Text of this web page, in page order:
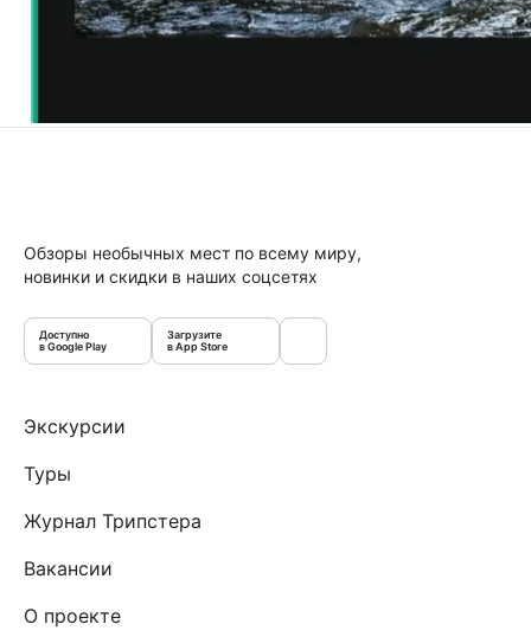
Обзоры необычных мест по всему миру,
новинки и скидки в наших соцсетях
Доступно
в Google Play
Загрузите
в App Store
Экскурсии
Туры
Журнал Трипстера
Вакансии
О проекте